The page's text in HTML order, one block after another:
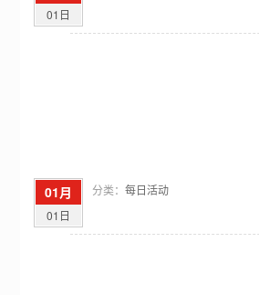
01日
01月
01日
分类： 每日活动